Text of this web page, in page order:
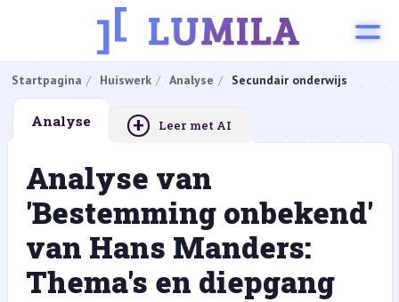
Startpagina Huiswerk Analyse Secundair onderwijs
Analyse + Leer met AI
Analyse van
'Bestemming onbekend'
van Hans Manders:
Thema's en diepgang